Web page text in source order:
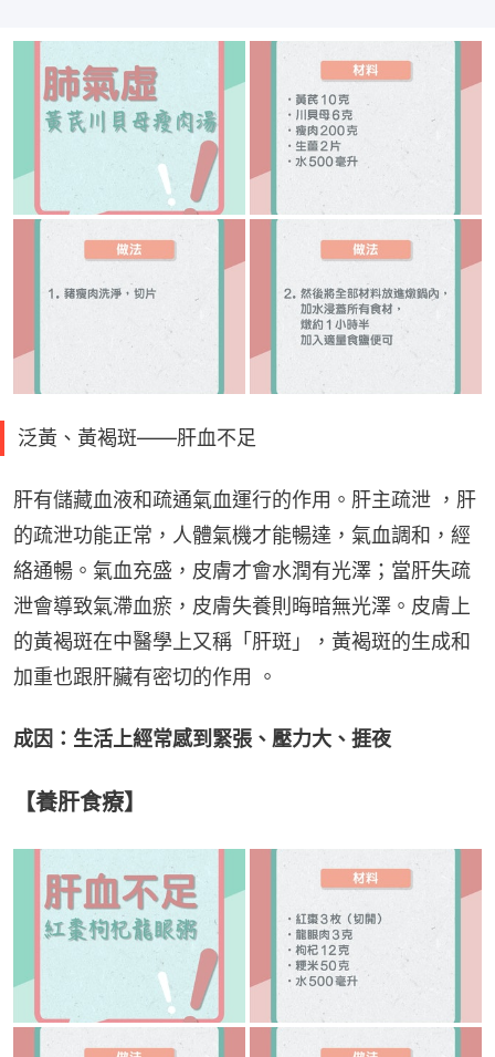
泛黃、黃褐斑——肝血不足
肝有儲藏血液和疏通氣血運行的作用。肝主疏泄 ，肝
的疏泄功能正常，人體氣機才能暢達，氣血調和，經
絡通暢。氣血充盛，皮膚才會水潤有光澤；當肝失疏
泄會導致氣滯血瘀，皮膚失養則晦暗無光澤。皮膚上
的黃褐斑在中醫學上又稱「肝斑」，黃褐斑的生成和
加重也跟肝臟有密切的作用 。
成因：生活上經常感到緊張、壓力大、捱夜
【養肝食療】